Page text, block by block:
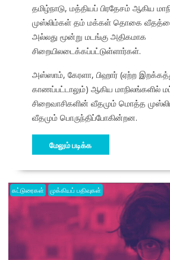
தமிழ்நாடு, மத்தியப் பிரதேசம் ஆகிய
முஸ்லிம்கள் தம் மக்கள் தொகை
அல்லது மூன்று மடங்கு அதிகமாக
சிறையிலடைக்கப்பட்டுள்ளார்கள்.
அஸ்ஸாம், கேரளா, பிஹார் (ஏற்ற
காணப்பட்டாலும்) ஆகிய மாநிலங்களில்
சிறைவாசிகளின் வீதமும் மொத்த
வீதமும் பொருந்திப்போகின்றன.
மேலும் படிக்க
கட்டுரைகள் முக்கியப் பதிவுகள்